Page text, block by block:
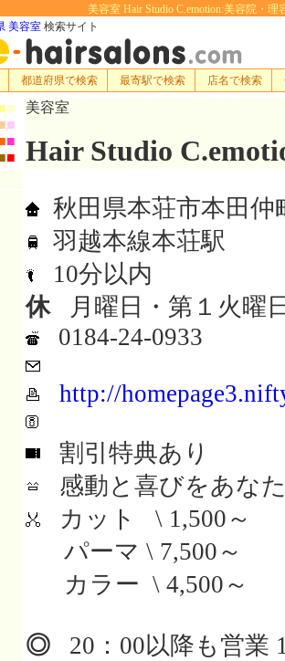
美容室 Hair Studio C.emotion:美容院・
美容室 検索サイト
都道府県で検索 最寄駅で検索 店名で検索
■
■
■
■
美容室
Hair Studio
秋田県本荘市本田仲
羽越本線本荘駅
10分以内
休月曜日・第１火曜
0184-24-0933
http://
割引特典あり
感動と喜びをあな
カット \ 1,500～
パーマ \ 7,500～
カラー \ 4,500～
◎ 20：00以降も営業